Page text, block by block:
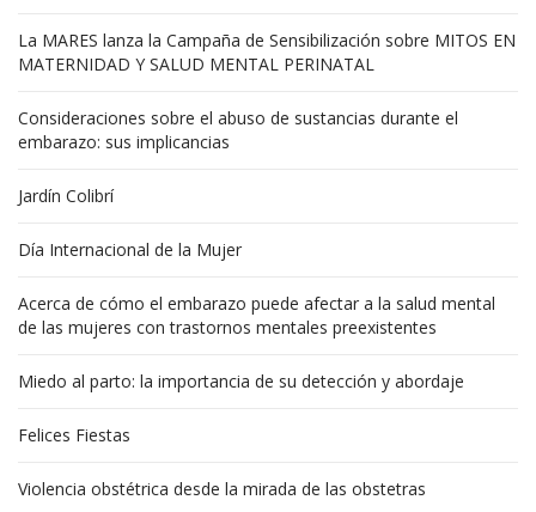
La MARES lanza la Campaña de Sensibilización sobre MITOS EN
MATERNIDAD Y SALUD MENTAL PERINATAL
Consideraciones sobre el abuso de sustancias durante el
embarazo: sus implicancias
Jardín Colibrí
Día Internacional de la Mujer
Acerca de cómo el embarazo puede afectar a la salud mental
de las mujeres con trastornos mentales preexistentes
Miedo al parto: la importancia de su detección y abordaje
Felices Fiestas
Violencia obstétrica desde la mirada de las obstetras